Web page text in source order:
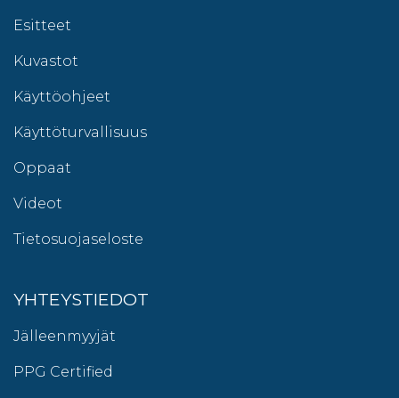
Esitteet
Kuvastot
Käyttöohjeet
Käyttöturvallisuus
Oppaat
Videot
Tietosuojaseloste
YHTEYSTIEDOT
Jälleenmyyjät
PPG Certified